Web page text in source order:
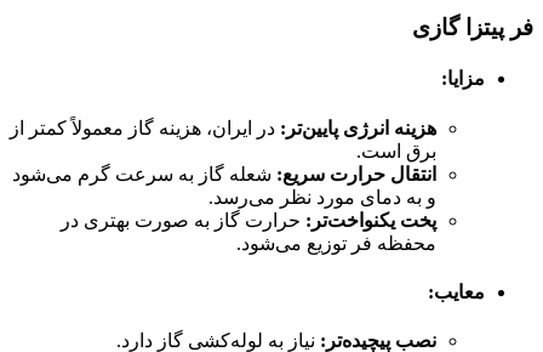
فر پیتزا گازی
مزایا:
هزینه انرژی پایین‌تر : در ایران، هزینه گاز معمولاً کمتر از
برق است.
انتقال حرارت سریع: شعله گاز به سرعت گرم می‌شود
و به دمای مورد نظر می‌رسد.
پخت یکنواخت‌تر : حرارت گاز به صورت بهتری در
محفظه فر توزیع می‌شود.
معایب:
نصب پیچیده‌تر : نیاز به لوله‌کشی گاز دارد.